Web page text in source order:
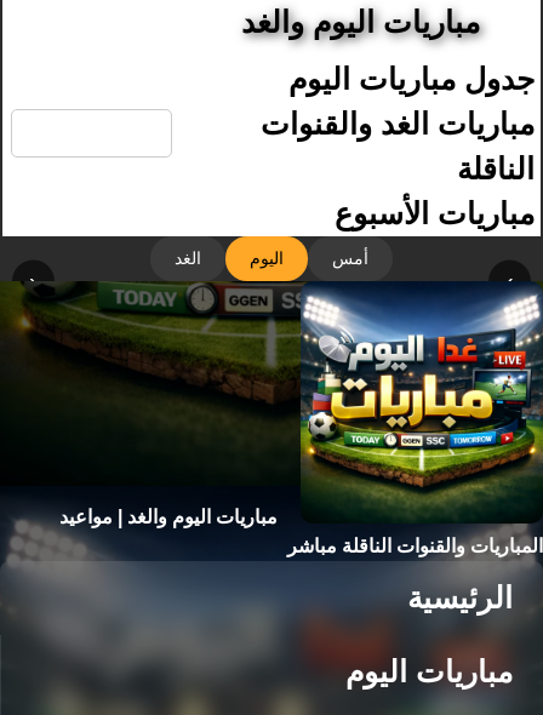
مباريات اليوم والغد
جدول مباريات اليوم
مباريات الغد والقنوات
الناقلة
مباريات الأسبوع
أمس اليوم الغد
‹ ›
مباريات اليوم والغد | مواعيد
المباريات والقنوات الناقلة مباشر
الرئيسية
مباريات اليوم